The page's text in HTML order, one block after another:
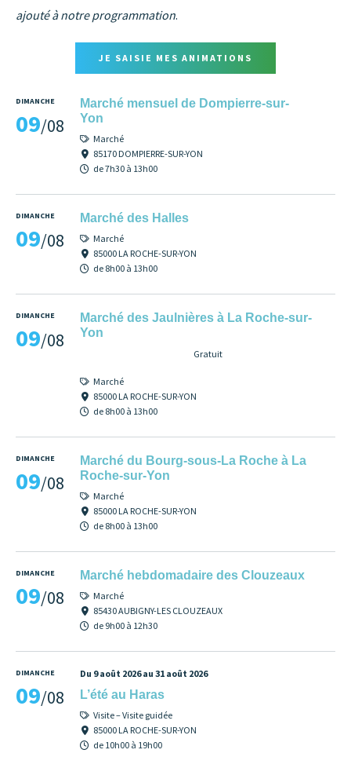
ajouté à notre programmation.
JE SAISIE MES ANIMATIONS
DIMANCHE
09/08
Marché mensuel de Dompierre-sur-
Yon
Marché
85170 DOMPIERRE-SUR-YON
de 7h30 à 13h00
DIMANCHE
09/08
Marché des Halles
Marché
85000 LA ROCHE-SUR-YON
de 8h00 à 13h00
DIMANCHE
09/08
Marché des Jaulnières à La Roche-sur-
Yon
Gratuit
Marché
85000 LA ROCHE-SUR-YON
de 8h00 à 13h00
DIMANCHE
09/08
Marché du Bourg-sous-La Roche à La
Roche-sur-Yon
Marché
85000 LA ROCHE-SUR-YON
de 8h00 à 13h00
DIMANCHE
09/08
Marché hebdomadaire des Clouzeaux
Marché
85430 AUBIGNY-LES CLOUZEAUX
de 9h00 à 12h30
DIMANCHE
09/08
Du 9 août 2026 au 31 août 2026
L’été au Haras
Visite – Visite guidée
85000 LA ROCHE-SUR-YON
de 10h00 à 19h00